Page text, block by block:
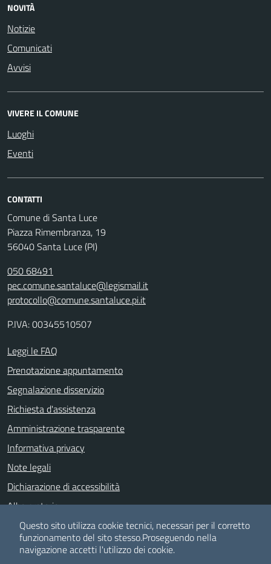
NOVITÀ
Notizie
Comunicati
Avvisi
VIVERE IL COMUNE
Luoghi
Eventi
CONTATTI
Comune di Santa Luce
Piazza Rimembranza, 19
56040 Santa Luce (PI)
050 68491
pec.comune.santaluce@legismail.it
protocollo@comune.santaluce.pi.it
P.IVA: 00345510507
Leggi le FAQ
Prenotazione appuntamento
Segnalazione disservizio
Richiesta d'assistenza
Amministrazione trasparente
Informativa privacy
Note legali
Dichiarazione di accessibilità
Albo pretorio
Whistle Blowing
Questo sito utilizza cookie tecnici, necessari per il corretto
funzionamento del sito stesso.Proseguendo nella
navigazione accetti l'utilizzo dei cookie.